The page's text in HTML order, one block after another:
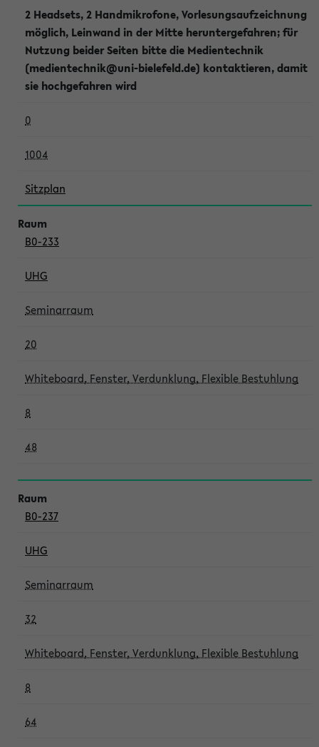
2 Headsets, 2 Handmikrofone, Vorlesungsaufzeichnung
möglich, Leinwand in der Mitte heruntergefahren; für
Nutzung beider Seiten bitte die Medientechnik
(medientechnik@uni-bielefeld.de) kontaktieren, damit
sie hochgefahren wird
0
1004
Sitzplan
B0-233
UHG
Seminarraum
20
Whiteboard, Fenster, Verdunklung, Flexible Bestuhlung
8
48
B0-237
UHG
Seminarraum
32
Whiteboard, Fenster, Verdunklung, Flexible Bestuhlung
8
64